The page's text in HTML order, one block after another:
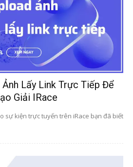
Lấy Link Trực Tiếp Để
Giải IRace
sự kiện trực tuyến trên iRace bạn đã biết